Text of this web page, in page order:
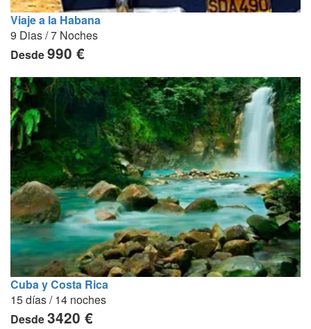
Viaje a la Habana
9 Dias / 7 Noches
Desde990 €
Cuba y Costa Rica
15 días / 14 noches
Desde3420 €